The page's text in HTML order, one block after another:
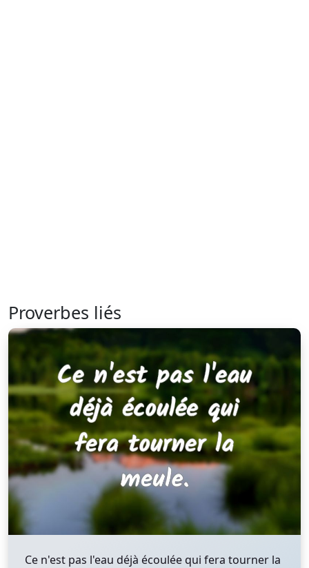
Proverbes liés
Ce n'est pas l'eau déjà écoulée qui fera tourner la